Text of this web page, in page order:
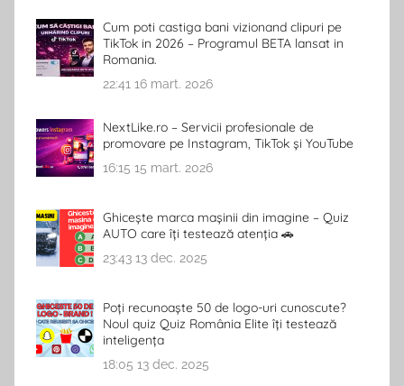
Cum poti castiga bani vizionand clipuri pe
TikTok in 2026 – Programul BETA lansat in
Romania.
22:41 16 mart. 2026
NextLike.ro – Servicii profesionale de
promovare pe Instagram, TikTok și YouTube
16:15 15 mart. 2026
Ghicește marca mașinii din imagine – Quiz
AUTO care îți testează atenția 🚗
23:43 13 dec. 2025
Poți recunoaște 50 de logo-uri cunoscute?
Noul quiz Quiz România Elite îți testează
inteligența
18:05 13 dec. 2025